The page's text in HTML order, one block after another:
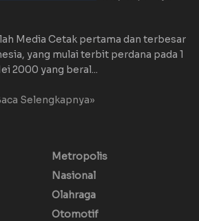
Media Cetak pertama dan terbesar
yang mulai terbit perdana pada 1
2000 yang beral...
Selengkapnya»
Metropolis
Nasional
Olahraga
Otomotif